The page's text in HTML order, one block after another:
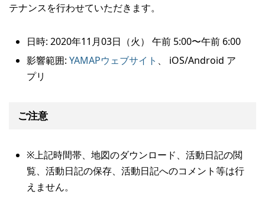
テナンスを行わせていただきます。
日時: 2020年11月03日（火） 午前 5:00〜午前 6:00
影響範囲: YAMAPウェブサイト 、 iOS/Android ア
プリ
ご注意
※上記時間帯、地図のダウンロード、活動日記の閲
覧、活動日記の保存、活動日記へのコメント等は行
えません。